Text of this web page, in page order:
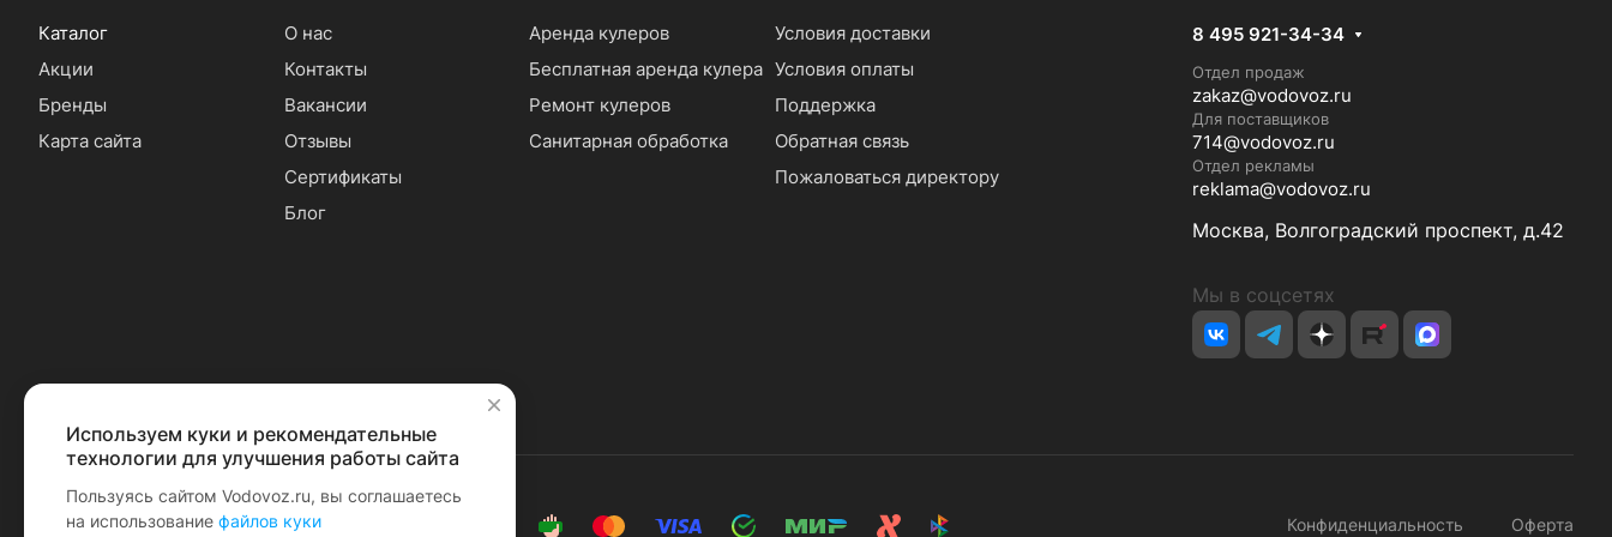
Каталог
Акции
Бренды
Карта сайта
О нас
Контакты
Вакансии
Отзывы
Сертификаты
Блог
Аренда кулеров
Бесплатная аренда кулера
Ремонт кулеров
Санитарная обработка
Условия доставки
Условия оплаты
Поддержка
Обратная связь
Пожаловаться директору
8 495 921-34-34
Отдел продаж
zakaz@vodovoz.ru
Для поставщиков
714@vodovoz.ru
Отдел рекламы
reklama@vodovoz.ru
Москва, Волгоградский проспект, д.42
Мы в соцсетях
© 2026 Водовоз.RU Конфиденциальность Оферта
✕
Используем куки и рекомендательные
технологии для улучшения работы сайта
Пользуясь сайтом Vodovoz.ru, вы соглашаетесь
на использование файлов куки